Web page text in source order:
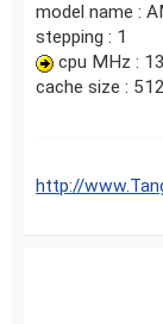
model name :
stepping : 1
cpu MHz :
cache size :
http://